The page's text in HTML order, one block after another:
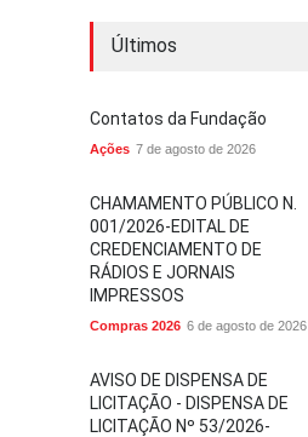
Últimos
Contatos da Fundação
Ações 7 de agosto de 2026
CHAMAMENTO PÚBLICO N.
001/2026-EDITAL DE
CREDENCIAMENTO DE
RÁDIOS E JORNAIS
IMPRESSOS
Compras 2026 6 de agosto de 2026
AVISO DE DISPENSA DE
LICITAÇÃO - DISPENSA DE
LICITAÇÃO Nº 53/2026-